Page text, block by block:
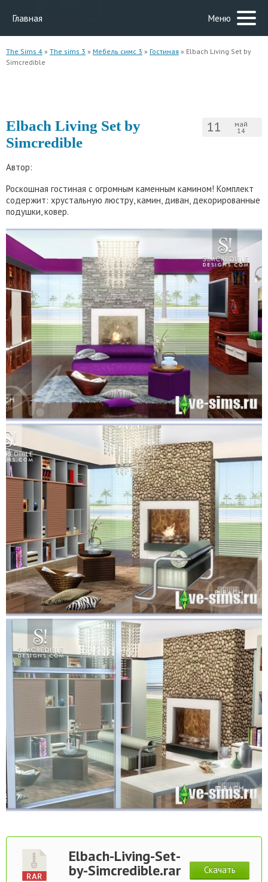
Главная Меню
The Sims 4 » The sims 3 » Мебель симс 3 » Гостиная » Elbach Living Set by
Simcredible
11 май
14
Elbach Living Set by
Simcredible
Автор:
Роскошная гостиная с огромным каменным камином! Комплект
содержит: хрустальную люстру, камин, диван, декорированные
подушки, ковер.
Elbach-Living-Set-
by-Simcredible.rar Скачать